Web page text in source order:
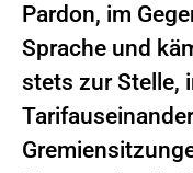
Pardon, im
Sprache und
stets zur Stelle,